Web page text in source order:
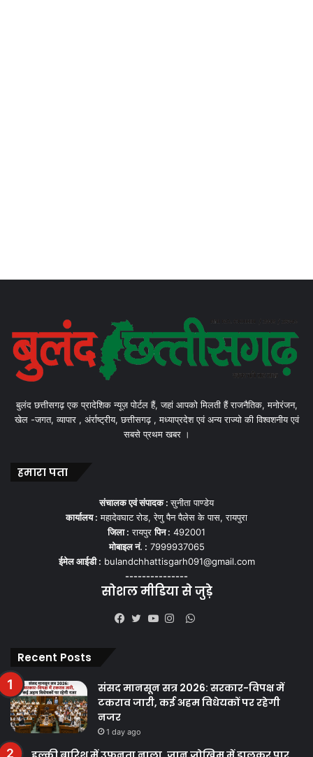
बुलंद छत्तीसगढ़ एक प्रादेशिक न्यूज़ पोर्टल हैं, जहां आपको मिलती हैं राजनैतिक, मनोरंजन,
खेल -जगत, व्यापार , अंर्राष्ट्रीय, छत्तीसगढ़ , मध्याप्रदेश एवं अन्य राज्यो की विश्वशनीय एवं
सबसे प्रथम खबर ।
हमारा पता
संचालक एवं संपादक :सुनीता पाण्डेय
कार्यालय : महादेवघाट रोड, रेणु पैन पैलेस के पास, रायपुरा
जिला : रायपुरपिन : 492001
मोबाइल नं. : 7999937065
ईमेल आईडी : bulandchhattisgarh091@gmail.com
---------------
सोशल मीडिया से जुड़े
WhatsApp
Recent Posts
संसद मानसून सत्र 2026: सरकार-विपक्ष में
टकराव जारी, कई अहम विधेयकों पर रहेगी
नजर
1 day ago